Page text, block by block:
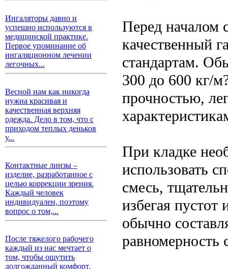
Ингаляторы давно и
успешно используются в
медицинской практике.
Первое упоминание об
ингаляционном лечении
легочных...
Весной нам как никогда
нужна красивая и
качественная верхняя
одежда. Дело в том, что с
приходом теплых деньков
у...
Контактные линзы –
изделие, разработанное с
целью коррекции зрения.
Каждый человек
индивидуален, поэтому
вопрос о том,...
После тяжелого рабочего
каждый из нас мечтает о
том, чтобы ощутить
долгожданный комфорт.
Перед началом
качественный
стандартам.
300 до 600 кг/
прочностью,
При кладке
использовать
смесь,
избегая
обычно
равномерность